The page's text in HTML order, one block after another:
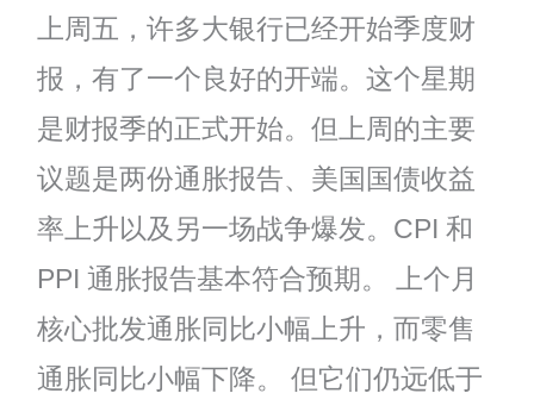
上周五，许多大银行已经开始季度财
报，有了一个良好的开端。这个星期
是财报季的正式开始。但上周的主要
议题是两份通胀报告、美国国债收益
率上升以及另一场战争爆发。CPI 和
PPI 通胀报告基本符合预期。 上个月
核心批发通胀同比小幅上升，而零售
通胀同比小幅下降。 但它们仍远低于